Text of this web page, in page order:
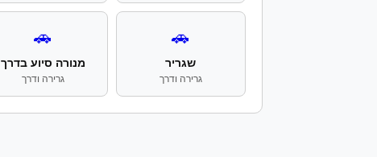
🚗
שגריר
גרירה ודרך
🚗
מנורה סיוע בדרך
גרירה ודרך